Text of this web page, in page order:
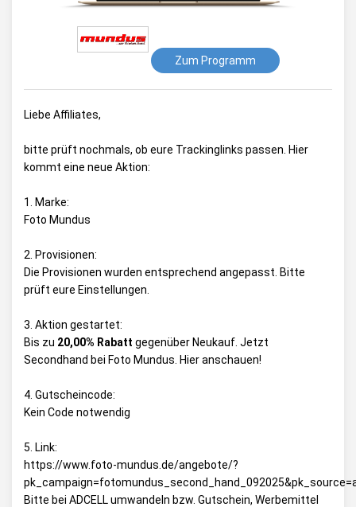
Zum Programm
Liebe Affiliates,
bitte prüft nochmals, ob eure Trackinglinks passen. Hier
kommt eine neue Aktion:
1. Marke:
Foto Mundus
2. Provisionen:
Die Provisionen wurden entsprechend angepasst. Bitte
prüft eure Einstellungen.
3. Aktion gestartet:
Bis zu 20,00% Rabatt gegenüber Neukauf. Jetzt
Secondhand bei Foto Mundus. Hier anschauen!
4. Gutscheincode:
Kein Code notwendig
5. Link:
https://www.foto-mundus.de/angebote/?
Bitte bei ADCELL umwandeln bzw. Gutschein, Werbemittel